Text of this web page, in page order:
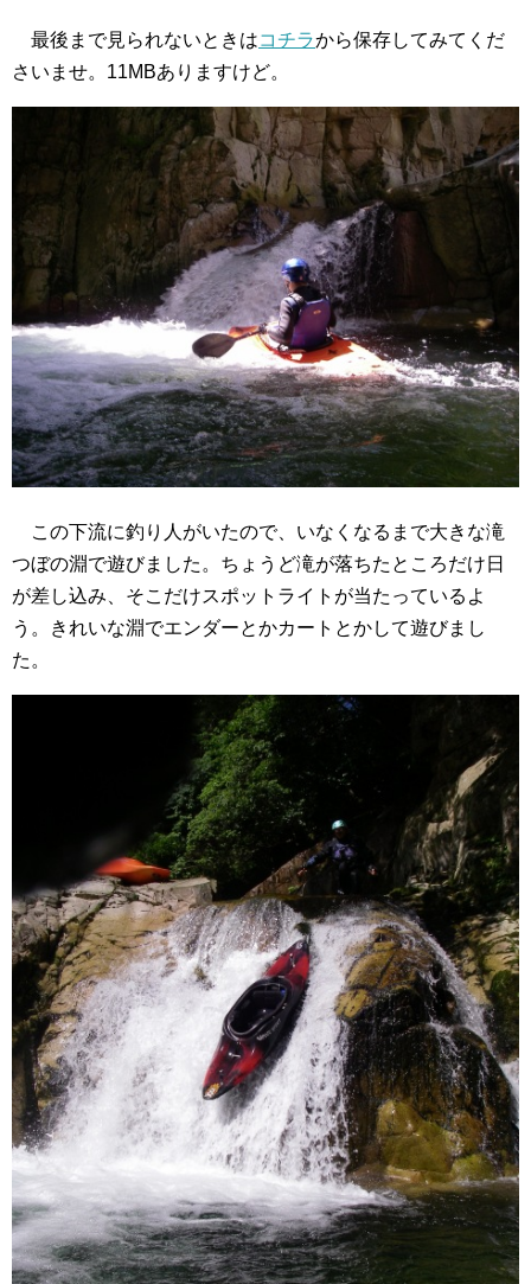
最後まで見られないときはコチラから保存してみてくだ
さいませ。11MBありますけど。
この下流に釣り人がいたので、いなくなるまで大きな滝
つぼの淵で遊びました。ちょうど滝が落ちたところだけ日
が差し込み、そこだけスポットライトが当たっているよ
う。きれいな淵でエンダーとかカートとかして遊びまし
た。